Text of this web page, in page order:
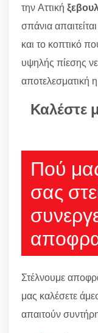
την Αττική
σπάνια απαιτείται
και το κοπτικό
υψηλής πίεσης
αποτελεσματική η
Καλέστε
Πού
σας
Στέλνουμε
μας καλέσετε
απαιτούν